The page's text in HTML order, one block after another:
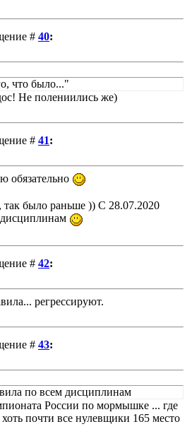
# 40:
что было..."
Не полениились же)
# 41:
обязательно
было раньше )) С 28.07.2020
# 42:
регрессируют.
# 43:
по всем дисциплинам
России по мормышке ... где
почти все нулевщики 165 место